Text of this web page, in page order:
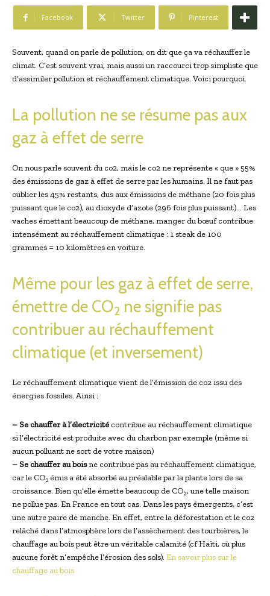
Facebook Twitter Pinterest
Souvent, quand on parle de pollution, on dit que ça va réchauffer le
climat. C’est souvent vrai, mais aussi un raccourci trop simpliste que
d’assimiler pollution et réchauffement climatique. Voici pourquoi.
La pollution ne se résume pas aux
gaz à effet de serre
On nous parle souvent du co2, mais le co2 ne représente « que » 55%
des émissions de gaz à effet de serre par les humains. Il ne faut pas
oublier les 45% restants, dus aux émissions de méthane (20 fois plus
puissant que le co2), au dioxyde d’azote (296 fois plus puissant)… Les
vaches émettant beaucoup de méthane, manger du bœuf contribue
intensément au réchauffement climatique : 1 steak de 100
grammes = 10 kilomètres en voiture.
Même pour les gaz à effet de serre,
émettre de CO2 ne signifie pas
contribuer au réchauffement
climatique (et inversement)
Le réchauffement climatique vient de l’émission de co2 issu des
énergies fossiles. Ainsi :
– Se chauffer à l’électricité contribue au réchauffement climatique
si l’électricité est produite avec du charbon par exemple (même si
aucun polluant ne sort de votre maison)
– Se chauffer au boisne contribue pas au réchauffement climatique,
car le CO2 émis a été absorbé au préalable par la plante lors de sa
croissance. Bien qu’elle émette beaucoup de CO2, une telle maison
ne pollue pas. En France en tout cas. Dans les pays émergents, c’est
une autre paire de manche. En effet, entre la déforestation et le co2
relâché dans l’atmosphère lors de l’assèchement des tourbières, le
chauffage au bois peut être un véritable calamité (cf Haïti, où plus
aucune forêt n’empêche l’érosion des sols). En savoir plus sur le
chauffage au bois